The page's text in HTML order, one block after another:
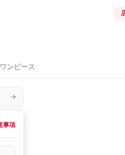
ワンピース
事項